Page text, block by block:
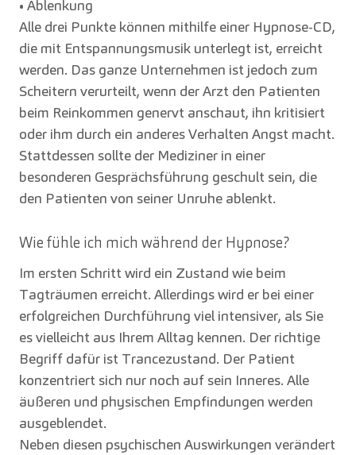
• Ablenkung
Alle drei Punkte können mithilfe einer Hypnose-CD,
die mit Entspannungsmusik unterlegt ist, erreicht
werden. Das ganze Unternehmen ist jedoch zum
Scheitern verurteilt, wenn der Arzt den Patienten
beim Reinkommen genervt anschaut, ihn kritisiert
oder ihm durch ein anderes Verhalten Angst macht.
Stattdessen sollte der Mediziner in einer
besonderen Gesprächsführung geschult sein, die
den Patienten von seiner Unruhe ablenkt.
Wie fühle ich mich während der Hypnose?
Im ersten Schritt wird ein Zustand wie beim
Tagträumen erreicht. Allerdings wird er bei einer
erfolgreichen Durchführung viel intensiver, als Sie
es vielleicht aus Ihrem Alltag kennen. Der richtige
Begriff dafür ist Trancezustand. Der Patient
konzentriert sich nur noch auf sein Inneres. Alle
äußeren und physischen Empfindungen werden
ausgeblendet.
Neben diesen psychischen Auswirkungen verändert